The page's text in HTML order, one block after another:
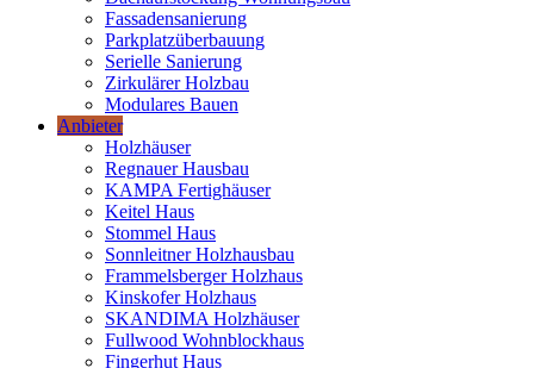
Fassadensanierung
Parkplatzüberbauung
Serielle Sanierung
Zirkulärer Holzbau
Modulares Bauen
Anbieter
Holzhäuser
Regnauer Hausbau
KAMPA Fertighäuser
Keitel Haus
Stommel Haus
Sonnleitner Holzhausbau
Frammelsberger Holzhaus
Kinskofer Holzhaus
SKANDIMA Holzhäuser
Fullwood Wohnblockhaus
Fingerhut Haus